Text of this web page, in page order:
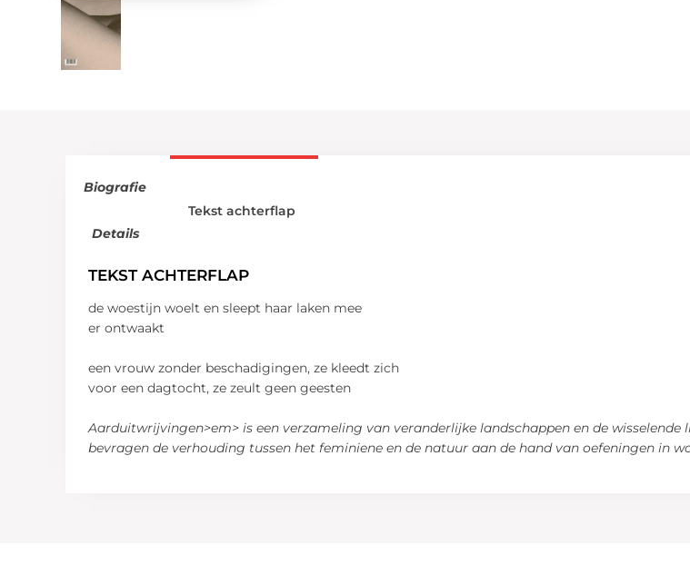
Tekst achterflap
TEKST ACHTERFLAP
de woestijn woelt en sleept haar laken mee
er ontwaakt
een vrouw zonder beschadigingen, ze kleedt zich
voor een dagtocht, ze zeult geen geesten
Aarduitwrijvingen>em> is een verzameling van veranderlijke landschappen en de
bevragen de verhouding tussen het feminiene en de natuur aan de hand van oefeningen in
Biografie
Details